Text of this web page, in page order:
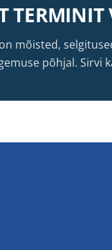
TERMINIT
mõisted,
põhjal. Sirvi